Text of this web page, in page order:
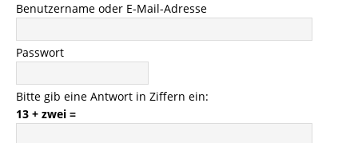
Benutzername oder E-Mail-Adresse
Passwort
Bitte gib eine Antwort in Ziffern ein:
13 + zwei =